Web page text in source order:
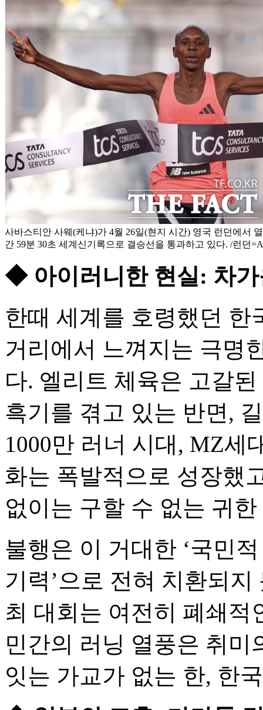
사바스티안 사웨(케냐)가 4월 26일(현지 시간) 영국 런던에서
간 59분 30초 세계신기록으로 결승선을 통과하고 있다. /런던
◆ 아이러니한 현실: 차
한때 세계를 호령했던 한
거리에서 느껴지는 극명
다. 엘리트 체육은 고갈
흑기를 겪고 있는 반면,
1000만 러너 시대, MZ세
화는 폭발적으로 성장했
없이는 구할 수 없는 귀
불행은 이 거대한 ‘국민
기력’으로 전혀 치환되
최 대회는 여전히 폐쇄적
민간의 러닝 열풍은 취미
잇는 가교가 없는 한, 한